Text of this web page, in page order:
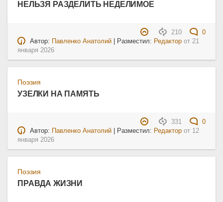
НЕЛЬЗЯ РАЗДЕЛИТЬ НЕДЕЛИМОЕ
210
0
Автор: Павленко Анатолий | Разместил: Редактор от 21
января 2026
Поэзия
УЗЕЛКИ НА ПАМЯТЬ
331
0
Автор:
Павленко Анатолий | Разместил: Редактор от 12
января 2026
Поэзия
ПРАВДА ЖИЗНИ